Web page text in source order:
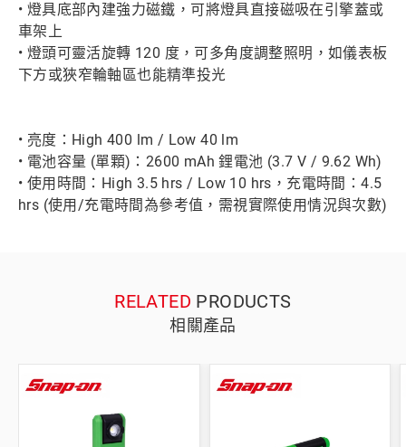
• 燈具底部內建強力磁鐵，可將燈具直接磁吸在引擎蓋或
車架上
• 燈頭可靈活旋轉 120 度，可多角度調整照明，如儀表板
下方或狹窄輪軸區也能精準投光
• 亮度：High 400 lm / Low 40 lm
• 電池容量 (單顆)：2600 mAh 鋰電池 (3.7 V / 9.62 Wh)
• 使用時間：High 3.5 hrs / Low 10 hrs，充電時間：4.5
hrs (使用/充電時間為參考值，需視實際使用情況與次數)
RELATED PRODUCTS
相關產品